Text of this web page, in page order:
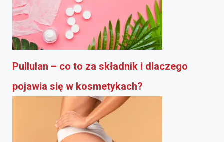
Pullulan – co to za składnik i dlaczego
pojawia się w kosmetykach?